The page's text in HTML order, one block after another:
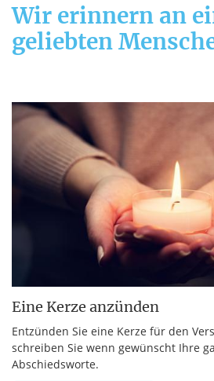
Wir erinnern an
geliebten
Eine Kerze anzünden
Entzünden Sie eine Kerze für den
schreiben Sie wenn gewünscht Ihre
Abschiedsworte.